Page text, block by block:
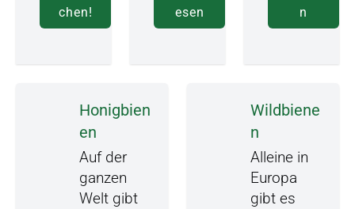
chen!
esen
n
Honigbien
en
Auf der
ganzen
Welt gibt
Wildbiene
n
Alleine in
Europa
gibt es